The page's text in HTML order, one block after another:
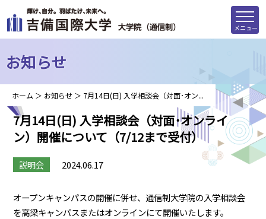
メニュー
お知らせ
ホーム ＞ お知らせ ＞ 7月14日(日) 入学相談会（対面･オン...
7月14日(日) 入学相談会（対面･オンライ
ン）開催について（7/12まで受付）
説明会 2024.06.17
オープンキャンパスの開催に併せ、通信制大学院の入学相談会
を高梁キャンパスまたはオンラインにて開催いたします。